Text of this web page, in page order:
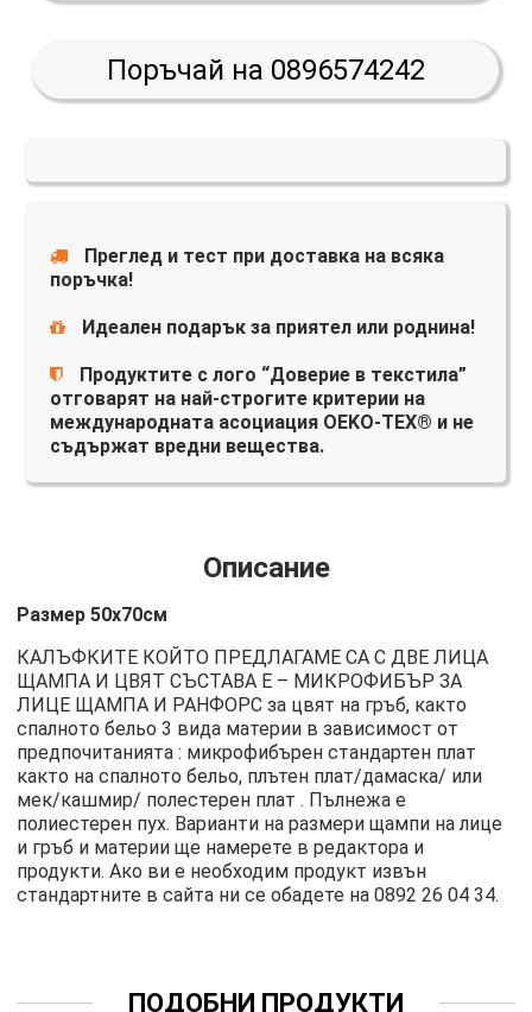
Поръчай на 0896574242
Преглед и тест при доставка на всяка
поръчка!
Идеален подарък за приятел или роднина!
Продуктите с лого “Доверие в текстила”
отговарят на най-строгите критерии на
международната асоциация OEKO-TEX® и не
съдържат вредни вещества.
Описание
Размер 50х70см
КАЛЪФКИТЕ КОЙТО ПРЕДЛАГАМЕ СА С ДВЕ ЛИЦА
ЩАМПА И ЦВЯТ СЪСТАВА Е – МИКРОФИБЪР ЗА
ЛИЦЕ ЩАМПА И РАНФОРС за цвят на гръб, както
спалното бельо 3 вида материи в зависимост от
предпочитанията : микрофибърен стандартен плат
както на спалното бельо, плътен плат/дамаска/ или
мек/кашмир/ полестерен плат . Пълнежа е
полиестерен пух. Варианти на размери щампи на лице
и гръб и материи ще намерете в редактора и
продукти. Ако ви е необходим продукт извън
стандартните в сайта ни се обадете на0892 26 04 34.
ПОДОБНИ ПРОДУКТИ